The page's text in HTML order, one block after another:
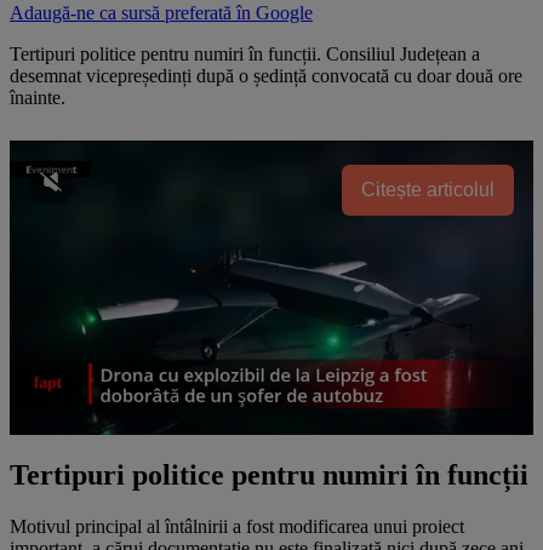
Adaugă-ne ca sursă preferată în Google
Tertipuri politice pentru numiri în funcții. Consiliul Județean a
desemnat vicepreședinți după o ședință convocată cu doar două ore
înainte.
Citește articolul
Tertipuri politice pentru numiri în funcții
Motivul principal al întâlnirii a fost modificarea unui proiect